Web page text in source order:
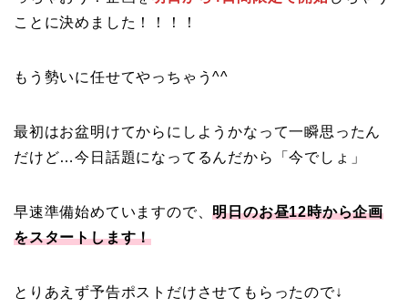
ことに決めました！！！！
もう勢いに任せてやっちゃう^^
最初はお盆明けてからにしようかなって一瞬思ったん
だけど…今日話題になってるんだから「今でしょ」
早速準備始めていますので、明日のお昼12時から企画
をスタートします！
とりあえず予告ポストだけさせてもらったので↓